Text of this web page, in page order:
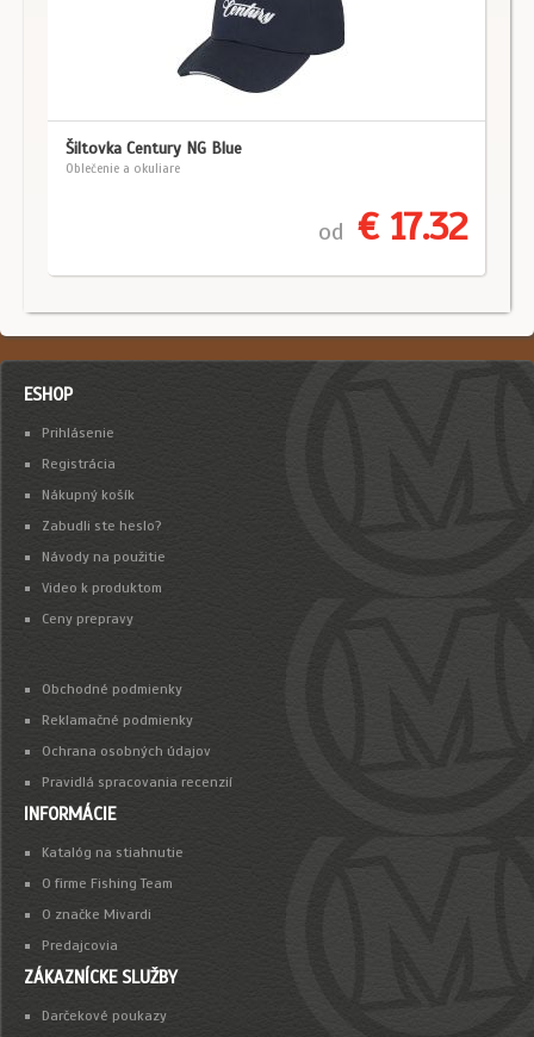
Šiltovka Century NG Blue
Oblečenie a okuliare
od € 17.32
ESHOP
Prihlásenie
Registrácia
Nákupný košík
Zabudli ste heslo?
Návody na použitie
Video k produktom
Ceny prepravy
Obchodné podmienky
Reklamačné podmienky
Ochrana osobných údajov
Pravidlá spracovania recenzií
INFORMÁCIE
Katalóg na stiahnutie
O firme Fishing Team
O značke Mivardi
Predajcovia
ZÁKAZNÍCKE SLUŽBY
Darčekové poukazy